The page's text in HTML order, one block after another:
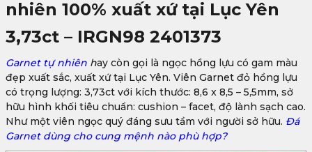
nhiên 100% xuất xứ tại Lục Yên
3,73ct – IRGN98 2401373
Garnet tựnhiên hay còn gọi là ngọc hồng lựu có gam màu
đẹp xuất sắc, xuất xứ tại Lục Yên. Viên Garnet đỏ hồng lựu
có trọng lượng: 3,73ct với kích thước: 8,6 x 8,5 – 5,5mm, sở
hữu hình khối tiêu chuẩn: cushion – facet, độ lành sạch cao.
Như một viên ngọc quý đáng sưu tầm với người sở hữu. Đá
Garnet dùng cho cung mệnh nào phù hợp?